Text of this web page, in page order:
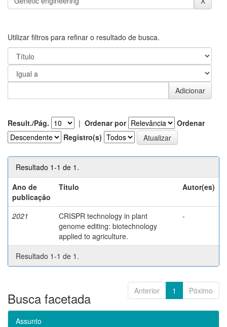
Utilizar filtros para refinar o resultado de busca.
Result./Pág. | Ordenar por
Ordenar
Registro(s)
Resultado 1-1 de 1.
Ano de
publicação
Título Autor(es)
2021
CRISPR technology in plant
genome editing: biotechnology
applied to agriculture.
-
Resultado 1-1 de 1.
Anterior 1 Póximo
Busca facetada
Assunto